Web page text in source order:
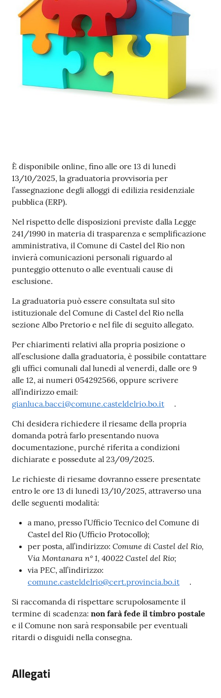
Contenuto
È disponibile online, fino alle ore 13 di lunedì
13/10/2025, la graduatoria provvisoria per
l’assegnazione degli alloggi di edilizia residenziale
pubblica (ERP).
Nel rispetto delle disposizioni previste dalla Legge
241/1990 in materia di trasparenza e semplificazione
amministrativa, il Comune di Castel del Rio non
invierà comunicazioni personali riguardo al
punteggio ottenuto o alle eventuali cause di
esclusione.
La graduatoria può essere consultata sul sito
istituzionale del Comune di Castel del Rio nella
sezione Albo Pretorio e nel file di seguito allegato.
Per chiarimenti relativi alla propria posizione o
all’esclusione dalla graduatoria, è possibile contattare
gli uffici comunali dal lunedì al venerdì, dalle ore 9
alle 12, ai numeri 054292566, oppure scrivere
all’indirizzo email:
gianluca.bacci@comune.casteldelrio.bo.it
.
Chi desidera richiedere il riesame della propria
domanda potrà farlo presentando nuova
documentazione, purché riferita a condizioni
dichiarate e possedute al 23/09/2025.
Le richieste di riesame dovranno essere presentate
entro le ore 13 di lunedì 13/10/2025, attraverso una
delle seguenti modalità:
a mano, presso l’Ufficio Tecnico del Comune di
Castel del Rio (Ufficio Protocollo);
per posta, all’indirizzo: Comune di Castel del Rio,
Via Montanara n° 1, 40022 Castel del Rio;
via PEC, all’indirizzo:
comune.casteldelrio@cert.provincia.bo.it
.
Si raccomanda di rispettare scrupolosamente il
termine di scadenza: non farà fede il timbro postale
e il Comune non sarà responsabile per eventuali
ritardi o disguidi nella consegna.
Allegati